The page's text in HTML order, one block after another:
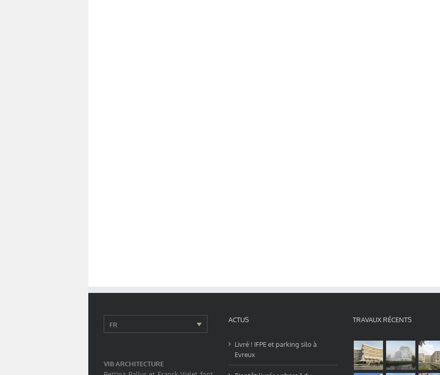
FR
VIB ARCHITECTURE
ACTUS
Livré ! IFPE et parking silo à
Evreux
TRAVAUX RÉCENTS